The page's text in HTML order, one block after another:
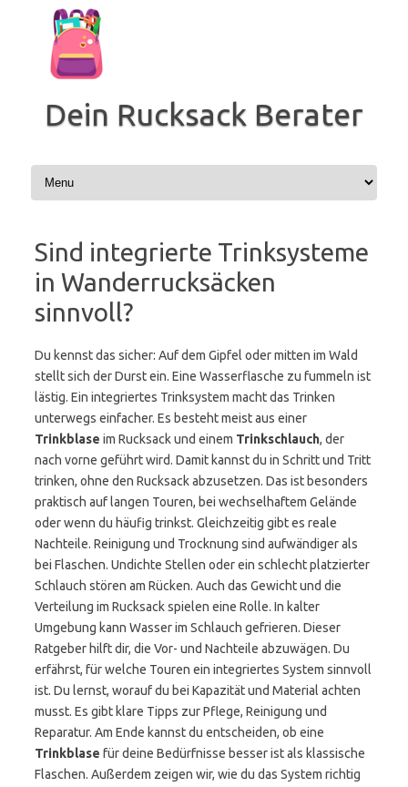
springen
Dein Rucksack Berater
Sind integrierte Trinksysteme
in Wanderrucksäcken
sinnvoll?
Du kennst das sicher: Auf dem Gipfel oder mitten im Wald
stellt sich der Durst ein. Eine Wasserflasche zu fummeln ist
lästig. Ein integriertes Trinksystem macht das Trinken
unterwegs einfacher. Es besteht meist aus einer
Trinkblase im Rucksack und einem Trinkschlauch, der
nach vorne geführt wird. Damit kannst du in Schritt und Tritt
trinken, ohne den Rucksack abzusetzen. Das ist besonders
praktisch auf langen Touren, bei wechselhaftem Gelände
oder wenn du häufig trinkst. Gleichzeitig gibt es reale
Nachteile. Reinigung und Trocknung sind aufwändiger als
bei Flaschen. Undichte Stellen oder ein schlecht platzierter
Schlauch stören am Rücken. Auch das Gewicht und die
Verteilung im Rucksack spielen eine Rolle. In kalter
Umgebung kann Wasser im Schlauch gefrieren. Dieser
Ratgeber hilft dir, die Vor- und Nachteile abzuwägen. Du
erfährst, für welche Touren ein integriertes System sinnvoll
ist. Du lernst, worauf du bei Kapazität und Material achten
musst. Es gibt klare Tipps zur Pflege, Reinigung und
Reparatur. Am Ende kannst du entscheiden, ob eine
Trinkblase für deine Bedürfnisse besser ist als klassische
Flaschen. Außerdem zeigen wir, wie du das System richtig